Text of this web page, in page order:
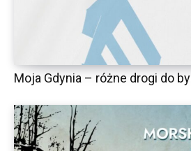
Moja Gdynia – różne drogi do